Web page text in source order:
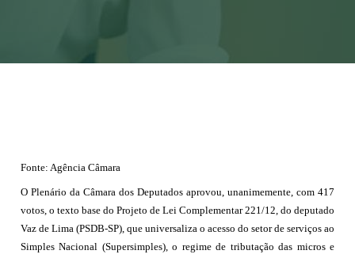
Fonte: Agência Câmara
O Plenário da Câmara dos Deputados aprovou, unanimemente, com 417
votos, o texto base do Projeto de Lei Complementar 221/12, do deputado
Vaz de Lima (PSDB-SP), que universaliza o acesso do setor de serviços ao
Simples Nacional (Supersimples), o regime de tributação das micros e